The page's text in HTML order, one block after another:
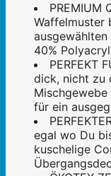
PREMIUM
Waffelmuster
40%
PERFEKT
dick, nicht zu
für ein
egal wo Du
kuschelige